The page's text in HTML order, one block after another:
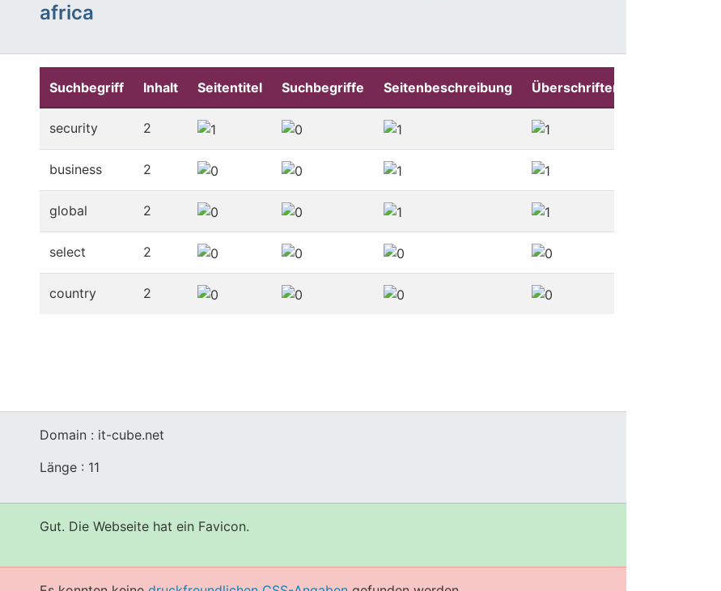
africa
Suchbegriff Inhalt Seitentitel Suchbegriffe Seitenbeschreibung Überschriften
security 2
business 2
global 2
select 2
country 2
Domain : it-cube.net
Länge : 11
Gut. Die Webseite hat ein Favicon.